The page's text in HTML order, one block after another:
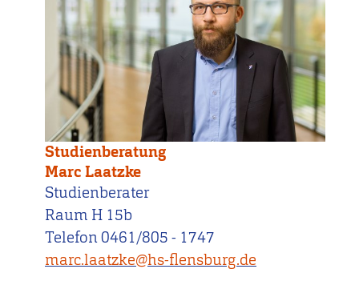
Studienberatung
Marc Laatzke
Studienberater
Raum H 15b
Telefon 0461/805 - 1747
marc.laatzke@hs-flensburg.de